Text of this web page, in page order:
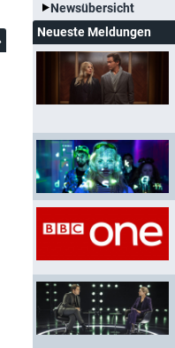
Newsübersicht
Neueste Meldungen